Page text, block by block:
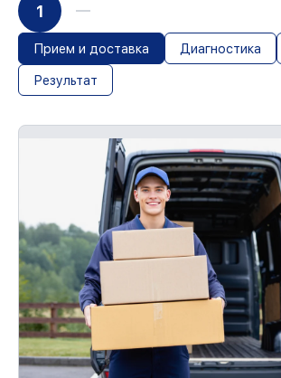
1
Прием и доставка Диагностика
Результат